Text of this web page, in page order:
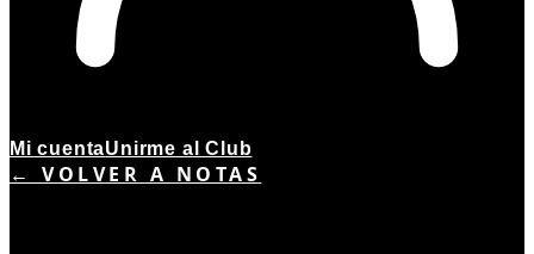
Mi cuentaUnirme al Club
← VOLVER A NOTAS